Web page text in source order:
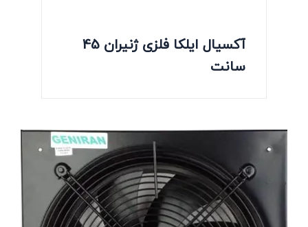
آکسیال ایلکا فلزی ژنیران 45
سانت